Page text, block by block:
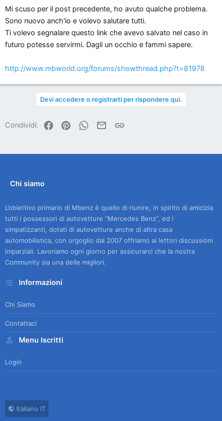
Mi scuso per il post precedente, ho avuto qualche problema.
Sono nuovo anch'io e volevo salutare tutti.
Ti volevo segnalare questo link che avevo salvato nel caso in
futuro potesse servirmi. Dagli un occhio e fammi sapere.
http://www.mbworld.org/forums/showthread.php?t=81978
Devi accedere o registrarti per rispondere qui.
Condividi: FacebookPinterestWhatsApp
Email
Chi siamo
L’obiettivo primario di Mbenz è quello di riunire, in spirito di amicizia
tutti i possessori di autovetture “Mercedes Benz”, ed i
simpatizzanti, dotati di autovetture anche di altra casa
automobilistica, con orgoglio dal 2007 offriamo ai lettori discussioni
imparziali. Lavoriamo ogni giorno per assicurarci che la nostra
Community sia una delle migliori.
Informazioni
Chi Siamo
Contattaci
Menu Iscritti
Login
Italiano IT